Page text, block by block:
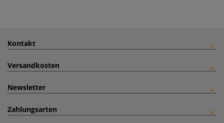
Kontakt
Versandkosten
Newsletter
Zahlungsarten